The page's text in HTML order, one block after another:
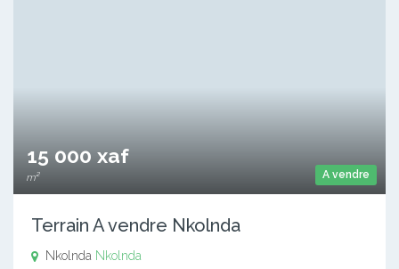
A vendre
15 000 xaf
m²
Terrain A vendre Nkolnda
Nkolnda Nkolnda